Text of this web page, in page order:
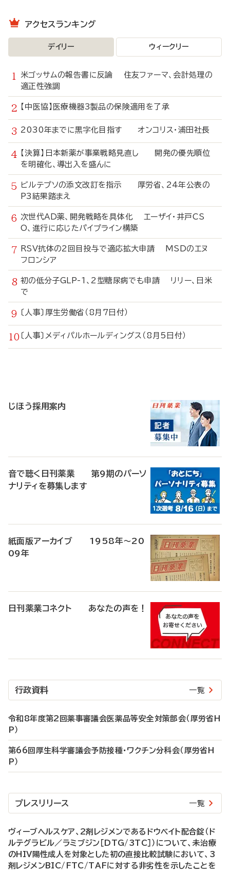
アクセスランキング
デイリー ウィークリー
米ゴッサムの報告書に反論 住友ファーマ、会計処理の
適正性強調
【中医協】医療機器3製品の保険適用を了承
2030年までに黒字化目指す オンコリス・浦田社長
【決算】日本新薬が事業戦略見直し 開発の優先順位
を明確化、導出入を盛んに
ビルテプソの添文改訂を指示 厚労省、24年公表の
P3結果踏まえ
次世代AD薬、開発戦略を具体化 エーザイ・井戸CS
O、進行に応じたパイプライン構築
RSV抗体の2回目投与で適応拡大申請 MSDのエヌ
フロンシア
初の低分子GLP-1、2型糖尿病でも申請 リリー、日米
で
〔人事〕厚生労働省（8月7日付）
〔人事〕メディパルホールディングス（8月5日付）
じほう採用案内
音で聴く日刊薬業 第9期のパーソ
ナリティを募集します
紙面版アーカイブ 1958年～20
09年
日刊薬業コネクト あなたの声を！
行政資料 一覧
令和8年度第2回薬事審議会医薬品等安全対策部会（厚労省H
P）
第66回厚生科学審議会予防接種・ワクチン分科会（厚労省H
P）
プレスリリース 一覧
ヴィーブヘルスケア、2剤レジメンであるドウベイト配合錠（ド
ルテグラビル／ラミブジン［DTG/3TC］）について、未治療
のHIV陽性成人を対象とした初の直接比較試験において、3
剤レジメンBIC/FTC/TAFに対する非劣性を示したことを